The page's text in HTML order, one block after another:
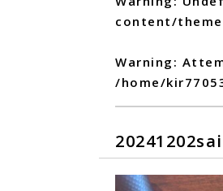
content/
Warning :
/home/